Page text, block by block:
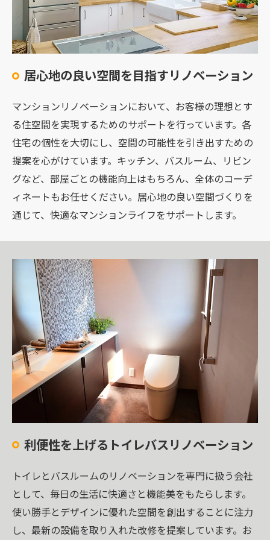
居心地の良い空間を目指すリノベーション
マンションリノベーションにおいて、お客様の理想とす
る住空間を実現するためのサポートを行っています。各
住宅の個性を大切にし、空間の可能性を引き出すための
提案を心がけています。キッチン、バスルーム、リビン
グなど、部屋ごとの機能向上はもちろん、全体のコーデ
ィネートもお任せください。居心地の良い空間づくりを
通じて、快適なマンションライフをサポートします。
利便性を上げるトイレバスリノベーション
トイレとバスルームのリノベーションを専門に扱う会社
として、毎日の生活に快適さと機能美をもたらします。
使い勝手とデザインに優れた空間を創出することに注力
し、最新の設備を取り入れた改修を提案しています。お